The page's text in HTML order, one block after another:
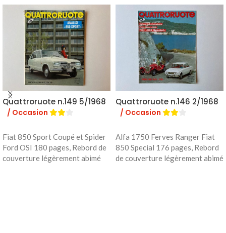
Quattroruote n.149 5/1968
/ Occasion
Fiat 850 Sport Coupé et Spider
Ford OSI 180 pages, Rebord de
couverture légèrement abimé
Quattroruote n.146 2/1968
/ Occasion
Alfa 1750 Ferves Ranger Fiat
850 Special 176 pages, Rebord
de couverture légèrement abimé